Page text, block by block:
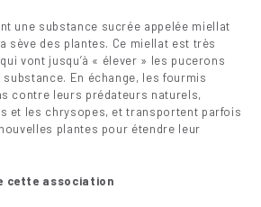
une substance sucrée appelée miellat
sève des plantes. Ce miellat est très
vont jusqu’à « élever » les pucerons
En échange, les fourmis
contre leurs prédateurs naturels,
et les chrysopes, et transportent parfois
plantes pour étendre leur
cette association